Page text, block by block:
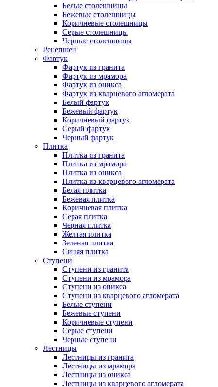
Белые столешницы
Бежевые столешницы
Коричневые столешницы
Серые столешницы
Черные столешницы
Рецепшен
Фартук
Фартук из гранита
Фартук из мрамора
Фартук из оникса
Фартук из кварцевого агломерата
Белый фартук
Бежевый фартук
Коричневый фартук
Серый фартук
Черный фартук
Плитка
Плитка из гранита
Плитка из мрамора
Плитка из оникса
Плитка из кварцевого агломерата
Белая плитка
Бежевая плитка
Коричневая плитка
Серая плитка
Черная плитка
Желтая плитка
Зеленая плитка
Синяя плитка
Ступени
Ступени из гранита
Ступени из мрамора
Ступени из оникса
Ступени из кварцевого агломерата
Белые ступени
Бежевые ступени
Коричневые ступени
Серые ступени
Черные ступени
Лестницы
Лестницы из гранита
Лестницы из мрамора
Лестницы из оникса
Лестницы из кварцевого агломерата